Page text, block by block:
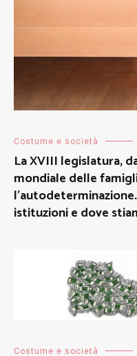
Costume e società
La XVIII legislatura,
mondiale delle
istituzioni e dove
Costume e società